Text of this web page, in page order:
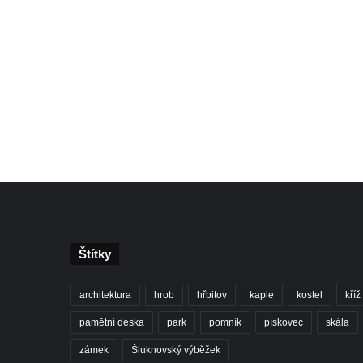
Štítky
architektura hrob hřbitov kaple kostel kříž
pamětní deska park pomník pískovec skála
zámek Šluknovský výběžek